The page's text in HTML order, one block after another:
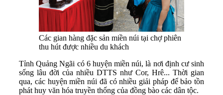
Các gian hàng đặc sản miền núi tại chợ phiên
thu hút được nhiều du khách
Tỉnh Quảng Ngãi có 6 huyện miền núi, là nơi định cư sinh
sống lâu đời của nhiều DTTS như Cor, Hrê... Thời gian
qua, các huyện miền núi đã có nhiều giải pháp để bảo tồn
phát huy văn hóa truyền thống của đồng bào các dân tộc.